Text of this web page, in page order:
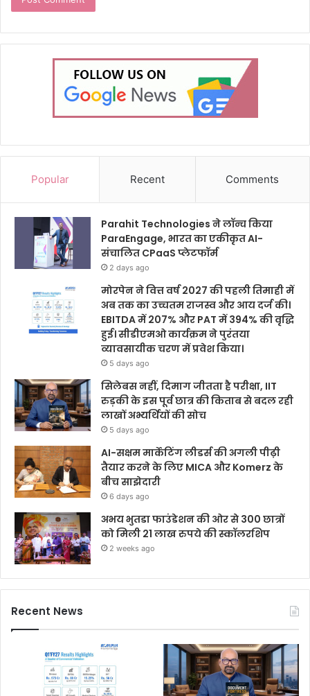
Popular Recent Comments
Parahit Technologies ने लॉन्च किया
ParaEngage, भारत का एकीकृत AI-
संचालित CPaaS प्लेटफॉर्म
2 days ago
मोरपेन ने वित्त वर्ष 2027 की पहली तिमाही में
अब तक का उच्चतम राजस्व और आय दर्ज की।
EBITDA में 207% और PAT में 394% की वृद्धि
हुई। सीडीएमओ कार्यक्रम ने पुरंतया
व्यावसायीक चरण में प्रवेश किया।
5 days ago
सिलेबस नहीं, दिमाग जीतता है परीक्षा, IIT
रुड़की के इस पूर्व छात्र की किताब से बदल रही
लाखों अभ्यर्थियों की सोच
5 days ago
AI-सक्षम मार्केटिंग लीडर्स की अगली पीढ़ी
तैयार करने के लिए MICA और Komerz के
बीच साझेदारी
6 days ago
अभय भुतडा फाउंडेशन की ओर से 300 छात्रों
को मिली 21 लाख रुपये की स्कॉलरशिप
2 weeks ago
Recent News